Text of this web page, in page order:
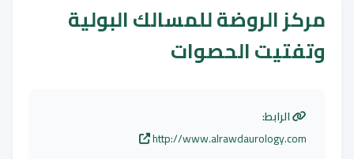
مركز الروضة للمسالك البولية
وتفتيت الحصوات
الرابط:
http://www.alrawdaurology.com